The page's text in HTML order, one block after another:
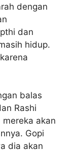
dengan
dan
hidup.
balas
Rashi
akan
Gopi
dia akan